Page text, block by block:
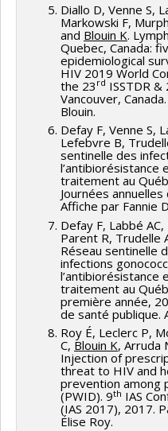
Diallo D, Venne S,
Markowski F,
and Blouin K.
Quebec, Canada:
epidemiological
HIV 2019 World
the 23 rd ISSTDR &
Vancouver,
Blouin.
Defay F, Venne S,
Lefebvre B,
sentinelle des
l’antibiorésistance
traitement au
Journées
Affiche par Fannie
Defay F, Labbé
Parent R, Trudelle
Réseau sentinelle
infections
l’antibiorésistance
traitement au
première année,
de santé publique.
Roy É, Leclerc P,
C, Blouin K, Arruda
Injection of
threat to HIV and
prevention among
(PWID). 9th IAS
(IAS 2017), 2017.
Élise Roy.